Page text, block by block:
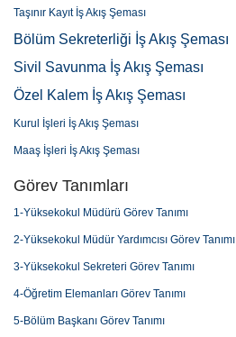
Taşınır Kayıt İş Akış Şeması
Bölüm Sekreterliği İş Akış Şeması
Sivil Savunma İş Akış Şeması
Özel Kalem İş Akış Şeması
Kurul İşleri İş Akış Şeması
Maaş İşleri İş Akış Şeması
Görev Tanımları
1-Yüksekokul Müdürü Görev Tanımı
2-Yüksekokul Müdür Yardımcısı Görev Tanımı
3-Yüksekokul Sekreteri Görev Tanımı
4-Öğretim Elemanları Görev Tanımı
5-Bölüm Başkanı Görev Tanımı